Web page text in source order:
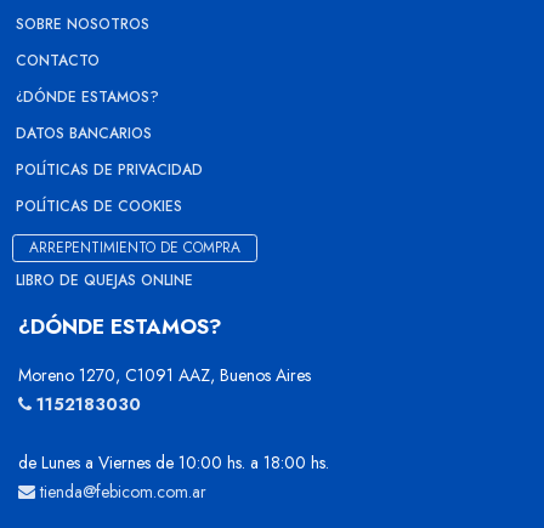
SOBRE NOSOTROS
CONTACTO
¿DÓNDE ESTAMOS?
DATOS BANCARIOS
POLÍTICAS DE PRIVACIDAD
POLÍTICAS DE COOKIES
ARREPENTIMIENTO DE COMPRA
LIBRO DE QUEJAS ONLINE
¿DÓNDE ESTAMOS?
Moreno 1270, C1091 AAZ, Buenos Aires
1152183030
de Lunes a Viernes de 10:00 hs. a 18:00 hs.
tienda@febicom.com.ar